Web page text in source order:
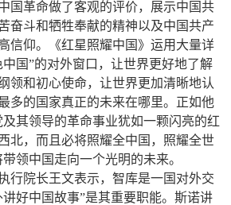
国革命做了客观的评价，展示中国共
奋斗和牺牲奉献的精神以及中国共产
信仰。《红星照耀中国》运用大量详
国”的对外窗口，让世界更好地了解
领和初心使命，让世界更加清晰地认
多的国家真正的未来在哪里。正如他
其领导的革命事业犹如一颗闪亮的红
北，而且必将照耀全中国，照耀全世
领中国走向一个光明的未来。
行院长王文表示，智库是一国对外交
好中国故事”是其重要职能。斯诺讲